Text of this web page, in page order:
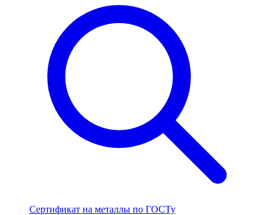
Сертификат на металлы по ГОСТу